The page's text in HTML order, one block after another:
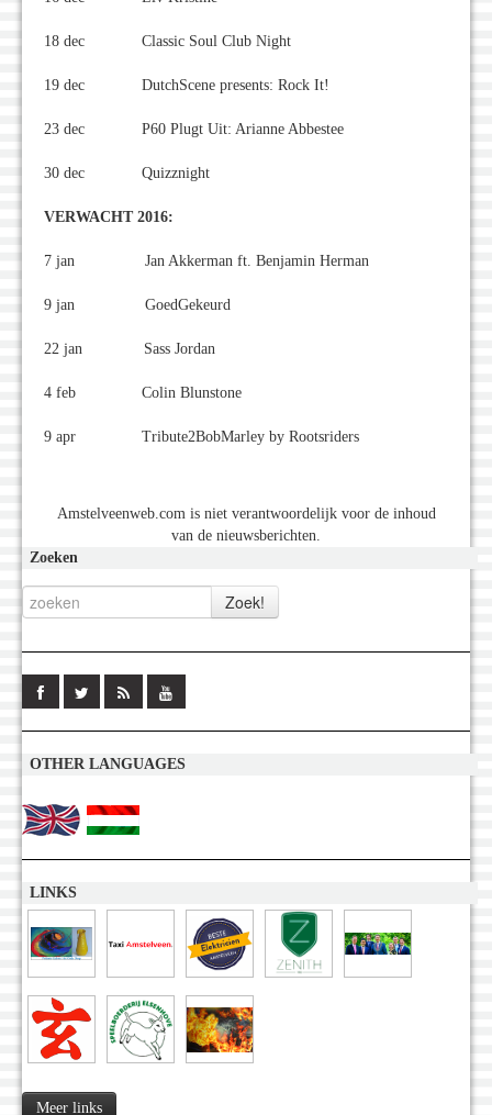
18 dec Classic Soul Club Night
19 dec DutchScene presents: Rock It!
23 dec P60 Plugt Uit: Arianne Abbestee
30 dec Quizznight
VERWACHT 2016:
7 jan Jan Akkerman ft. Benjamin Herman
9 jan GoedGekeurd
22 jan Sass Jordan
4 feb Colin Blunstone
9 apr Tribute2BobMarley by Rootsriders
Amstelveenweb.com is niet verantwoordelijk voor de inhoud
van de nieuwsberichten.
Zoeken
OTHER LANGUAGES
LINKS
Meer links